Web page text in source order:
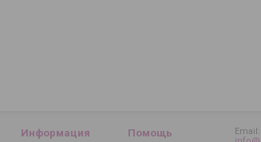
Информация Помощь
Email: